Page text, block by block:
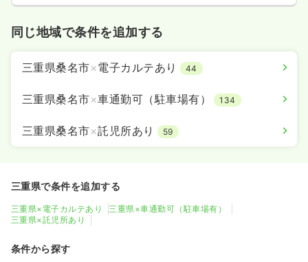
同じ地域で条件を追加する
三重県桑名市×電子カルテあり 44
三重県桑名市×車通勤可（駐車場有） 134
三重県桑名市×託児所あり 59
三重県で条件を追加する
三重県×電子カルテあり
三重県×車通勤可（駐車場有）
三重県×託児所あり
条件から探す